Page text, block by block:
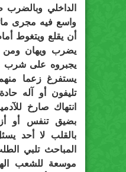
الداخلي
واسع فيه مجرى
أن يقلع ويتغوط
يضرب ويهان ومن
يجبروه على شرب
يستفرغ زعما
تليفون أو آله
انتهاك صارخ
بضيق تنفس أو
بالقلب لا أحد
المباحث تلبي
موسعة للشعب